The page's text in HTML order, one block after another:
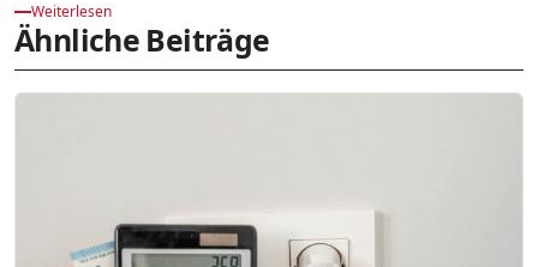
Weiterlesen
Ähnliche Beiträge